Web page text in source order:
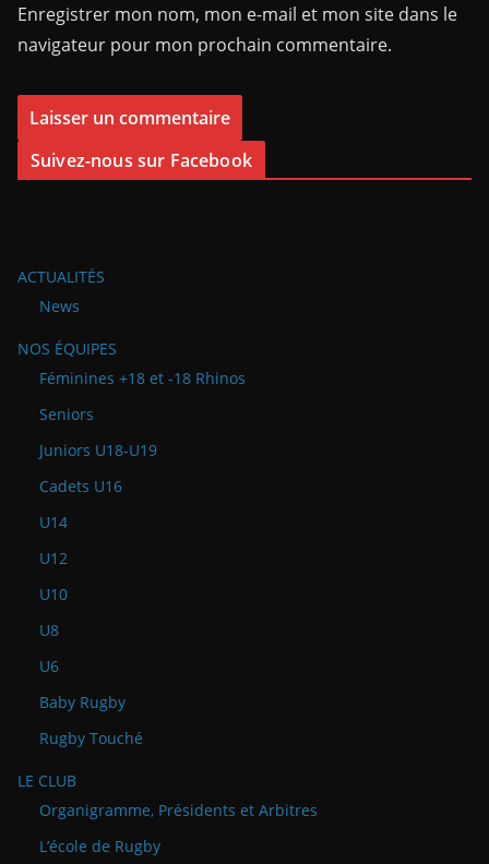
Enregistrer mon nom, mon e-mail et mon site dans le
navigateur pour mon prochain commentaire.
Suivez-nous sur Facebook
ACTUALITÉS
News
NOS ÉQUIPES
Féminines +18 et -18 Rhinos
Seniors
Juniors U18-U19
Cadets U16
U14
U12
U10
U8
U6
Baby Rugby
Rugby Touché
LE CLUB
Organigramme, Présidents et Arbitres
L’école de Rugby